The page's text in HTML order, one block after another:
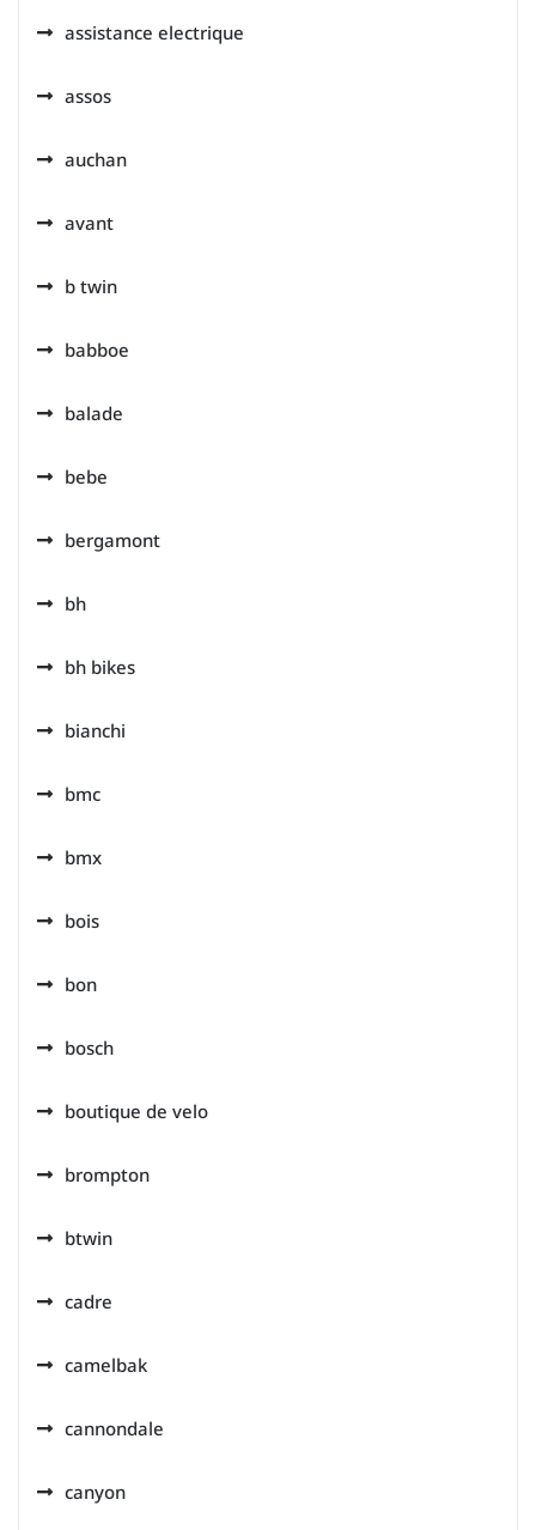
assistance electrique
assos
auchan
avant
b twin
babboe
balade
bebe
bergamont
bh
bh bikes
bianchi
bmc
bmx
bois
bon
bosch
boutique de velo
brompton
btwin
cadre
camelbak
cannondale
canyon